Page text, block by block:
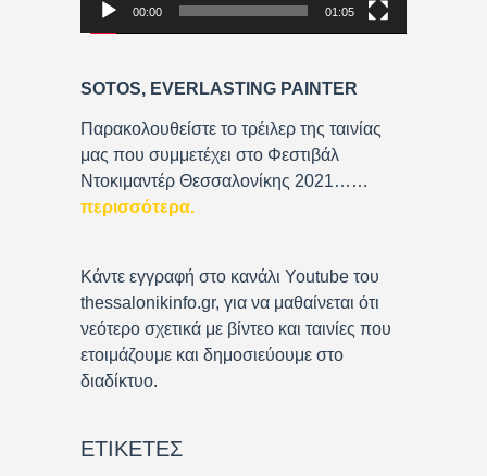
e
r
00:00 01:05
SOTOS, EVERLASTING PAINTER
Παρακολουθείστε το τρέιλερ της ταινίας
μας που συμμετέχει στο Φεστιβάλ
Ντοκιμαντέρ Θεσσαλονίκης 2021……
περισσότερα.
Κάντε εγγραφή στο κανάλι Youtube του
thessalonikinfo.gr, για να μαθαίνεται ότι
νεότερο σχετικά με βίντεο και ταινίες που
ετοιμάζουμε και δημοσιεύουμε στο
διαδίκτυο.
ΕΤΙΚΈΤΕΣ